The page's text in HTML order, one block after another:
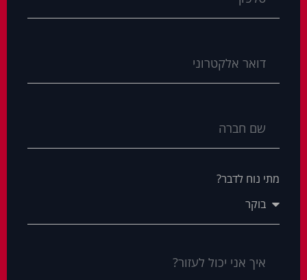
מתי נוח לדבר?